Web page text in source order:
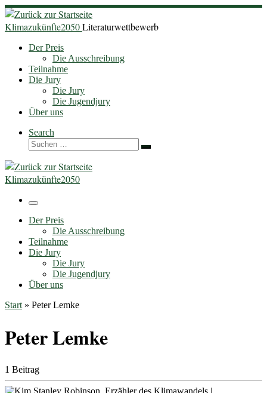
Zum
Inhalt
springen
Klimazukünfte2050Literaturwettbewerb
Der Preis
Die Ausschreibung
Teilnahme
Die Jury
Die Jury
Die Jugendjury
Über uns
Search
Suche
Suchen …
Klimazukünfte2050
Menü
Der Preis
Die Ausschreibung
Teilnahme
Die Jury
Die Jury
Die Jugendjury
Über uns
Start » Peter Lemke
Peter Lemke
1 Beitrag